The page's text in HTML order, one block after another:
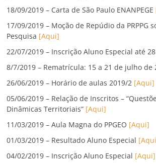
18/09/2019 – Carta de São Paulo ENANPEGE
17/09/2019 – Moção de Repúdio da PRPPG
Pesquisa [Aqui]
22/07/2019 – Inscrição Aluno Especial até
8/7/2019 – Rematrícula: 15 a 21 de julho de
26/06/2019 – Horário de aulas 2019/2 [Aqui]
05/06/2019 – Relação de Inscritos –
Dinâmicas Territoriais” [Aqui]
11/03/2019 – Aula Magna do PPGEO [Aqui]
01/03/2019 – Resultado Aluno Especial
04/02/2019 – Inscrição Aluno Especial [Aqui]